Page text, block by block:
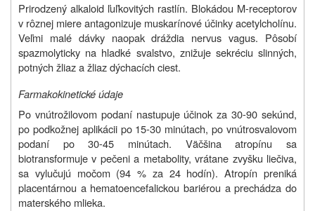
Prirodzený alkaloid ľuľkovitých rastlín. Blokádou M-receptorov
v rôznej miere antagonizuje muskarínové účinky acetylcholínu.
Veľmi malé dávky naopak dráždia nervus vagus. Pôsobí
spazmolyticky na hladké svalstvo, znižuje sekréciu slinných,
potných žliaz a žliaz dýchacích ciest.
Farmakokinetické údaje
Po vnútrožilovom podaní nastupuje účinok za 30-90 sekúnd,
po podkožnej aplikácii po 15-30 minútach, po vnútrosvalovom
podaní po 30-45 minútach. Väčšina atropínu sa
biotransformuje v pečeni a metabolity, vrátane zvyšku liečiva,
sa vylučujú močom (94 % za 24 hodín). Atropín preniká
placentárnou a hematoencefalickou bariérou a prechádza do
materského mlieka.